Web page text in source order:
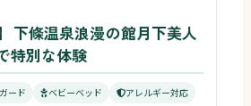
下條温泉浪漫の館月下美人
特別な体験
ード ベビーベッド
アレルギー対応